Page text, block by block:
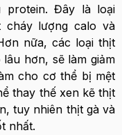
protein. Đây là loại
cháy lượng calo và
nữa, các loại thịt
hơn, sẽ làm giảm
cho cơ thể bị mệt
thay thế xen kẽ thịt
tuy nhiên thịt gà và
nhất.